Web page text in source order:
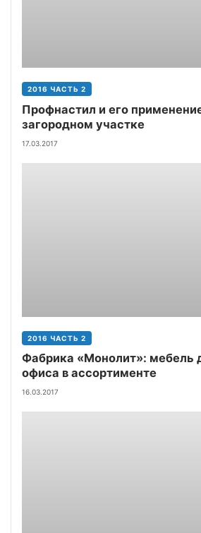
2016 ЧАСТЬ 2
Профнастил и его
загородном участке
17.03.2017
2016 ЧАСТЬ 2
Фабрика «Монолит»: мебель
офиса в ассортименте
16.03.2017